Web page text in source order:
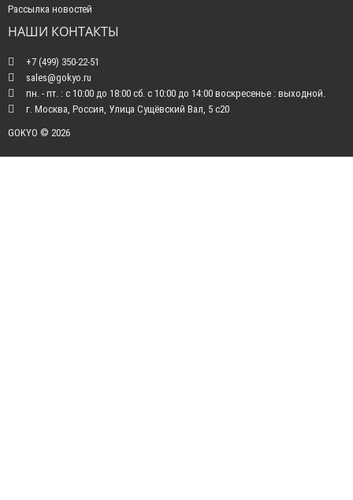
Рассылка новостей
НАШИ КОНТАКТЫ
+7 (499) 350-22-51
sales@gokyo.ru
пн. - пт. : с 10:00 до 18:00 сб. c 10:00 до 14:00 воскресенье : выходной.
г. Москва, Россия, Улица Сущёвский Вал, 5 с20
GOKYO © 2026